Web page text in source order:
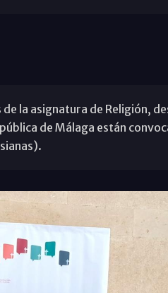
la asignatura de Religión,
de Málaga están